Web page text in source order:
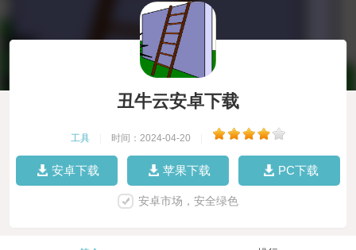
丑牛云安卓下载
工具 时间：2024-04-20
安卓下载 苹果下载 PC下载
安卓市场，安全绿色